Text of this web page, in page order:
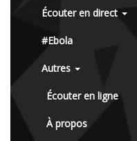
Écouter en direct
#Ebola
Autres
Écouter en ligne
À propos